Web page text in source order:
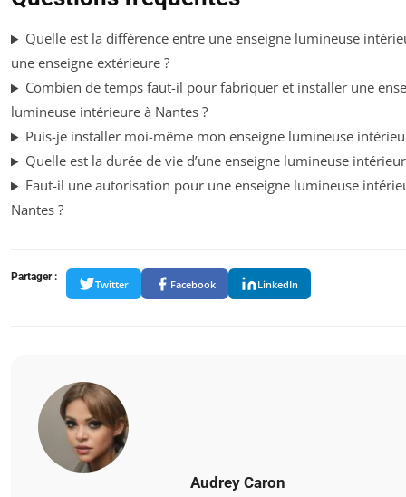
Quelle est la différence entre une enseigne lumineuse
une enseigne extérieure ?
Combien de temps faut-il pour fabriquer et installer une
lumineuse intérieure à Nantes ?
Puis-je installer moi-même mon enseigne lumineuse
Quelle est la durée de vie d’une enseigne lumineuse
Faut-il une autorisation pour une enseigne lumineuse
Nantes ?
Partager :
Twitter Facebook LinkedIn
Audrey Caron